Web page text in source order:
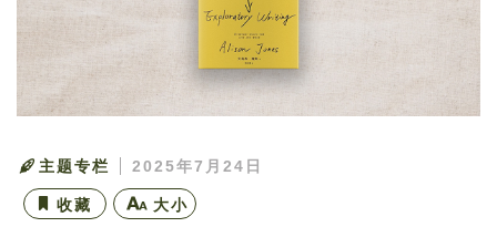
主题专栏 2025年7月24日
收藏 大小